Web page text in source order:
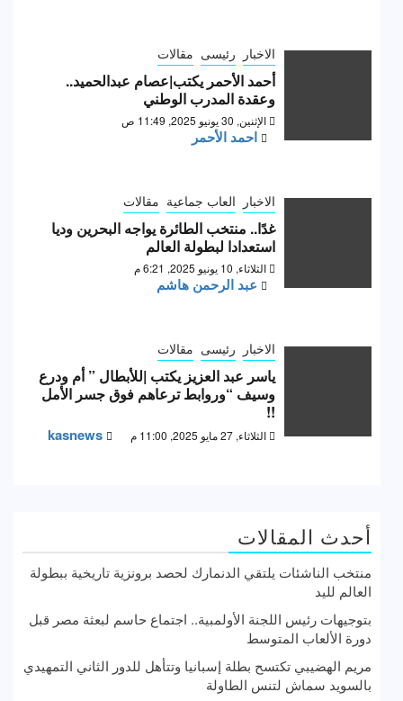
الاخبار رئيسى مقالات
أحمد الأحمر يكتب|عصام عبدالحميد..
وعقدة المدرب الوطني
الإثنين, 30 يونيو 2025, 11:49 ص
احمد الأحمر
الاخبار العاب جماعية مقالات
غدًا.. منتخب الطائرة يواجه البحرين وديا
استعدادا لبطولة العالم
الثلاثاء, 10 يونيو 2025, 6:21 م
عبد الرحمن هاشم
الاخبار رئيسى مقالات
ياسر عبد العزيز يكتب |للأبطال ” أم ودرع
وسيف “وروابط ترعاهم فوق جسر الأمل
!!
الثلاثاء, 27 مايو 2025, 11:00 م kasnews
أحدث المقالات
منتخب الناشئات يلتقي الدنمارك لحصد برونزية تاريخية ببطولة
العالم لليد
بتوجيهات رئيس اللجنة الأولمبية.. اجتماع حاسم لبعثة مصر قبل
دورة الألعاب المتوسط
مريم الهضيبي تكتسح بطلة إسبانيا وتتأهل للدور الثاني التمهيدي
بالسويد سماش لتنس الطاولة